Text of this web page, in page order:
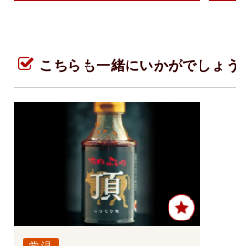
こちらも一緒にいかがでしょ